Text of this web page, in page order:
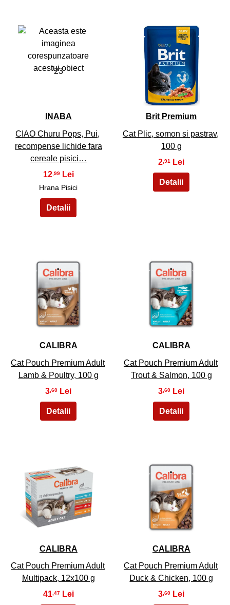
23
INABA
CIAO Churu Pops, Pui,
recompense lichide fara
cereale pisici…
12 ,99
Hrana Pisici
24
Brit Premium
Cat Plic, somon si pastrav,
100 g
2 ,91
25
CALIBRA
Cat Pouch Premium Adult
Lamb & Poultry, 100 g
3 ,60
26
CALIBRA
Cat Pouch Premium Adult
Trout & Salmon, 100 g
3 ,60
27
CALIBRA
Cat Pouch Premium Adult
Multipack, 12x100 g
41 ,47
28
CALIBRA
Cat Pouch Premium Adult
Duck & Chicken, 100 g
3 ,60